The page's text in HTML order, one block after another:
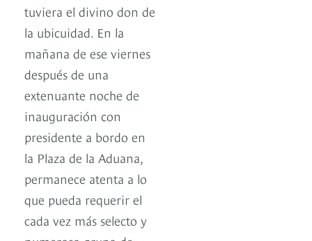
tuviera el divino don de
la ubicuidad. En la
mañana de ese viernes
después de una
extenuante noche de
inauguración con
presidente a bordo en
la Plaza de la Aduana,
permanece atenta a lo
que pueda requerir el
cada vez más selecto y